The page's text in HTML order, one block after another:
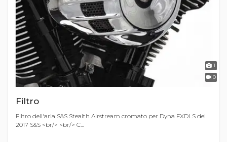
1
0
Filtro
Filtro dell'aria S&S Stealth Airstream cromato per Dyna FXDLS del
2017 S&S <br/> <br/> C...